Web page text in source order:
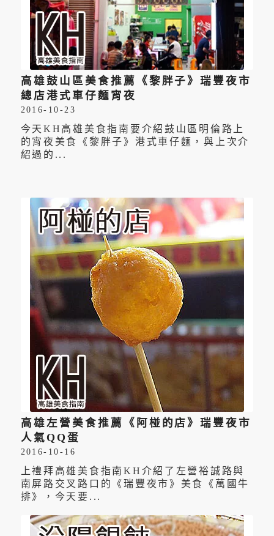
高雄鼓山區美食推薦《黎胖子》瑞豐夜市
總店港式車仔麵宵夜
2016-10-23
今天KH高雄美食指南要介紹鼓山區明倫路上
的宵夜美食《黎胖子》港式車仔麵，與上次介
紹過的...
高雄左營美食推薦《阿椪的店》瑞豐夜市
人氣QQ蛋
2016-10-16
上禮拜高雄美食指南KH介紹了左營裕誠路與
南屏路交叉路口的《瑞豐夜市》美食《萬國牛
排》，今天要...